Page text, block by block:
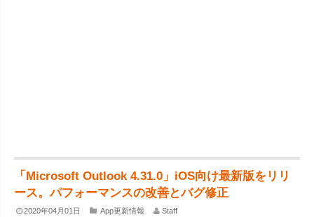
「Microsoft Outlook 4.31.0」iOS向け最新版をリリ
ース。パフォーマンスの改善とバグ修正
2020年04月01日 App更新情報 Staff